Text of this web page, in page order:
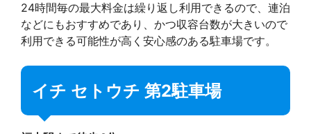
24時間毎の最大料金は繰り返し利用できるので、連泊
などにもおすすめであり、かつ収容台数が大きいので
利用できる可能性が高く安心感のある駐車場です。
イチ セトウチ 第2駐車場